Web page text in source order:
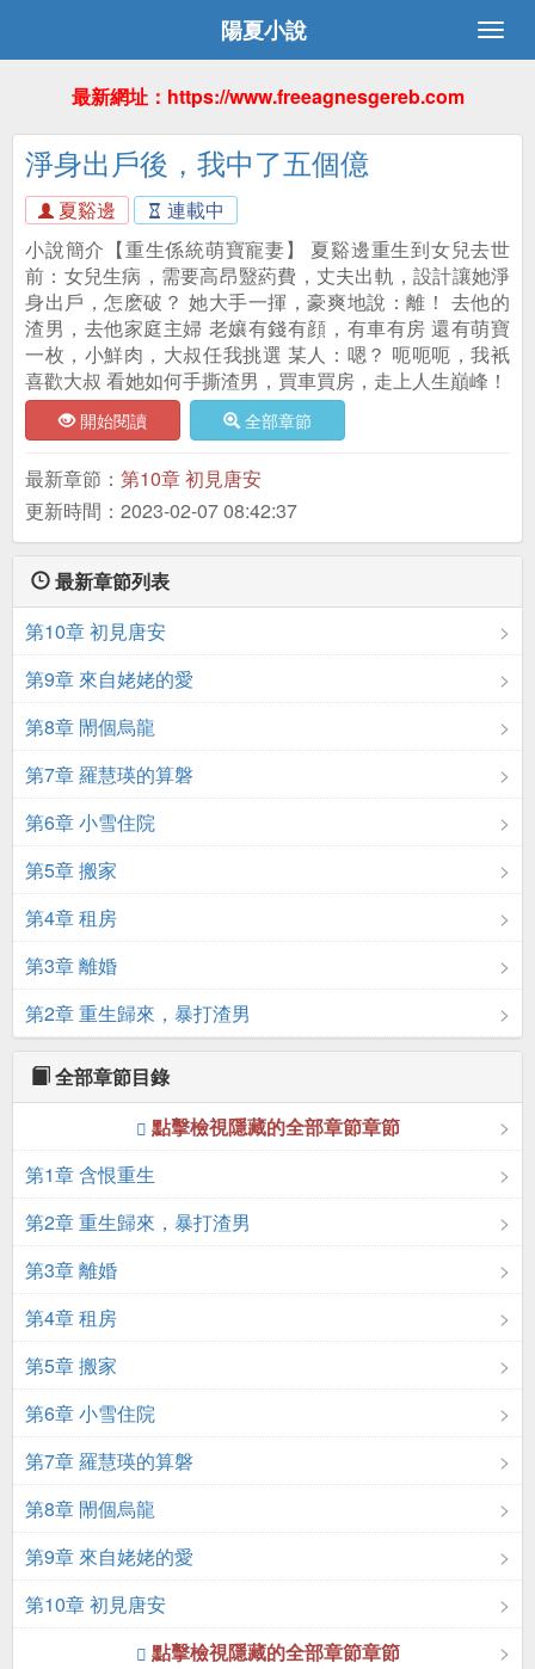
陽夏小說
最新網址：https://www.freeagnesgereb.com
淨身出戶後，我中了五個億
夏谿邊
連載中
小說簡介【重生係統萌寶寵妻】 夏谿邊重生到女兒去世
前：女兒生病，需要高昂毉葯費，丈夫出軌，設計讓她淨
身出戶，怎麽破？ 她大手一揮，豪爽地說：離！ 去他的
渣男，去他家庭主婦 老孃有錢有顔，有車有房 還有萌寶
一枚，小鮮肉，大叔任我挑選 某人：嗯？ 呃呃呃，我衹
喜歡大叔 看她如何手撕渣男，買車買房，走上人生巔峰！
開始閱讀 全部章節
最新章節： 第10章 初見唐安
更新時間：2023-02-07 08:42:37
最新章節列表
第10章 初見唐安
第9章 來自姥姥的愛
第8章 閙個烏龍
第7章 羅慧瑛的算磐
第6章 小雪住院
第5章 搬家
第4章 租房
第3章 離婚
第2章 重生歸來，暴打渣男
全部章節目錄
點擊檢視隱藏的全部章節章節
第1章 含恨重生
第2章 重生歸來，暴打渣男
第3章 離婚
第4章 租房
第5章 搬家
第6章 小雪住院
第7章 羅慧瑛的算磐
第8章 閙個烏龍
第9章 來自姥姥的愛
第10章 初見唐安
點擊檢視隱藏的全部章節章節